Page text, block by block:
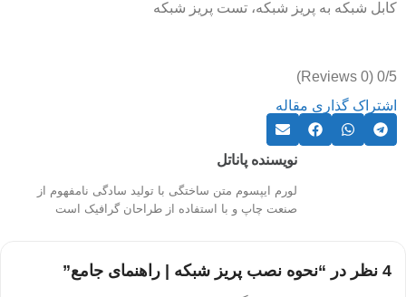
کابل شبکه به پریز شبکه، تست پریز شبکه
0/5
(0 Reviews)
اشتراک گذاری مقاله
نویسنده پاناتل
لورم ایپسوم متن ساختگی با تولید سادگی نامفهوم از
صنعت چاپ و با استفاده از طراحان گرافیک است
4 نظر در “ نحوه نصب پریز شبکه | راهنمای جامع”